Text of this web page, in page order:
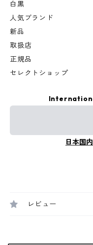
白黒
人気ブランド
新品
取扱店
正規品
セレクトショップ
日本国
レビュー